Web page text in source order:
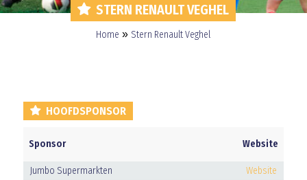
STERN RENAULT VEGHEL
Home » Stern Renault Veghel
HOOFDSPONSOR
Sponsor Website
Jumbo Supermarkten Website